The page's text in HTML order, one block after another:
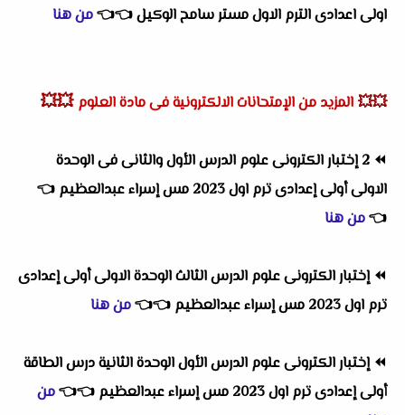
اولى اعدادى الترم الاول مستر سامح الوكيل👈
👈من هنا
💥💥 المزيد من الإمتحانات الالكترونية فى مادة العلوم 💥💥
⏪
2 إختبار الكترونى علوم الدرس الأول والثانى فى الوحدة
الاولى أولى إعدادى ترم اول 2023 مس إسراء عبدالعظيم
👈
👈من هنا
⏪إختبار الكترونى علوم الدرس الثالث الوحدة الاولى أولى إعدادى
ترم اول 2023 مس إسراء عبدالعظيم
👈
👈من هنا
⏪إختبار الكترونى علوم الدرس الأول الوحدة الثانية درس الطاقة
أولى إعدادى ترم اول 2023 مس إسراء عبدالعظيم
👈
👈من